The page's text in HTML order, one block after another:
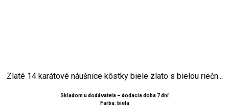
Zlaté 14 karátové náušnice kôstky biele zlato s bielou riečn...
Skladom u dodávateľa – dodacia doba 7 dní
Farba: biela